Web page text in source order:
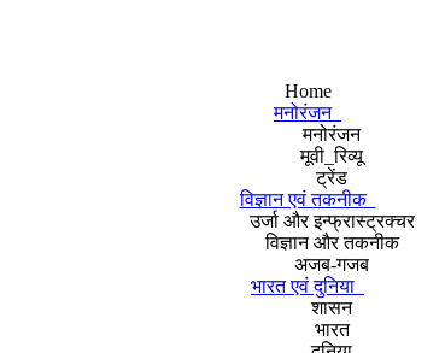
Home
मनोरंजन
मनोरंजन
मूवी_रिव्यू
ट्रेंड
विज्ञान एवं तकनीक
उर्जा और इन्फ्रास्ट्रक्चर
विज्ञान और तकनीक
अजब-गजब
भारत एवं दुनिया
शासन
भारत